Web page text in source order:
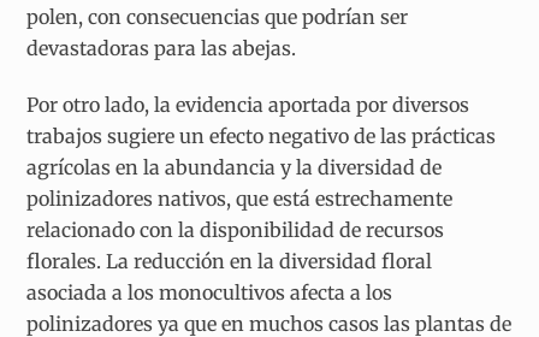
polen, con consecuencias que podrían ser
devastadoras para las abejas.
Por otro lado, la evidencia aportada por diversos
trabajos sugiere un efecto negativo de las prácticas
agrícolas en la abundancia y la diversidad de
polinizadores nativos, que está estrechamente
relacionado con la disponibilidad de recursos
florales. La reducción en la diversidad floral
asociada a los monocultivos afecta a los
polinizadores ya que en muchos casos las plantas de